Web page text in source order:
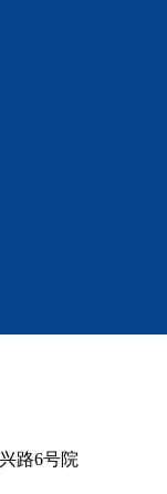
路6号院